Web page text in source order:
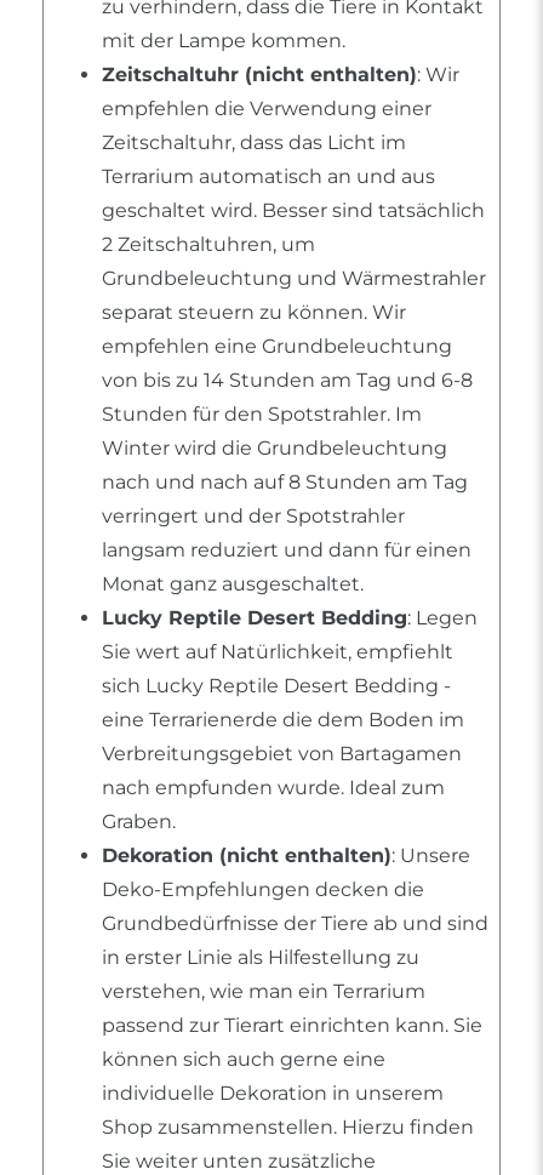
zu verhindern, dass die Tiere in Kontakt
mit der Lampe kommen.
Zeitschaltuhr (nicht enthalten): Wir
empfehlen die Verwendung einer
Zeitschaltuhr, dass das Licht im
Terrarium automatisch an und aus
geschaltet wird. Besser sind tatsächlich
2 Zeitschaltuhren, um
Grundbeleuchtung und Wärmestrahler
separat steuern zu können. Wir
empfehlen eine Grundbeleuchtung
von bis zu 14 Stunden am Tag und 6-8
Stunden für den Spotstrahler. Im
Winter wird die Grundbeleuchtung
nach und nach auf 8 Stunden am Tag
verringert und der Spotstrahler
langsam reduziert und dann für einen
Monat ganz ausgeschaltet.
Lucky Reptile Desert Bedding: Legen
Sie wert auf Natürlichkeit, empfiehlt
sich Lucky Reptile Desert Bedding -
eine Terrarienerde die dem Boden im
Verbreitungsgebiet von Bartagamen
nach empfunden wurde. Ideal zum
Graben.
Dekoration (nicht enthalten): Unsere
Deko-Empfehlungen decken die
Grundbedürfnisse der Tiere ab und sind
in erster Linie als Hilfestellung zu
verstehen, wie man ein Terrarium
passend zur Tierart einrichten kann. Sie
können sich auch gerne eine
individuelle Dekoration in unserem
Shop zusammenstellen. Hierzu finden
Sie weiter unten zusätzliche